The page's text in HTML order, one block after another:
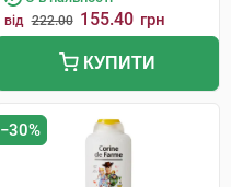
від 222.00 155.40 грн
КУПИТИ
−30%